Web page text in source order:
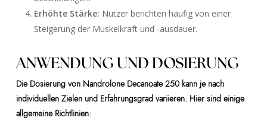
Erhöhte Stärke: Nutzer berichten häufig von einer
Steigerung der Muskelkraft und -ausdauer.
ANWENDUNG UND DOSIERUNG
Die Dosierung von Nandrolone Decanoate 250 kann je nach
individuellen Zielen und Erfahrungsgrad variieren. Hier sind einige
allgemeine Richtlinien: